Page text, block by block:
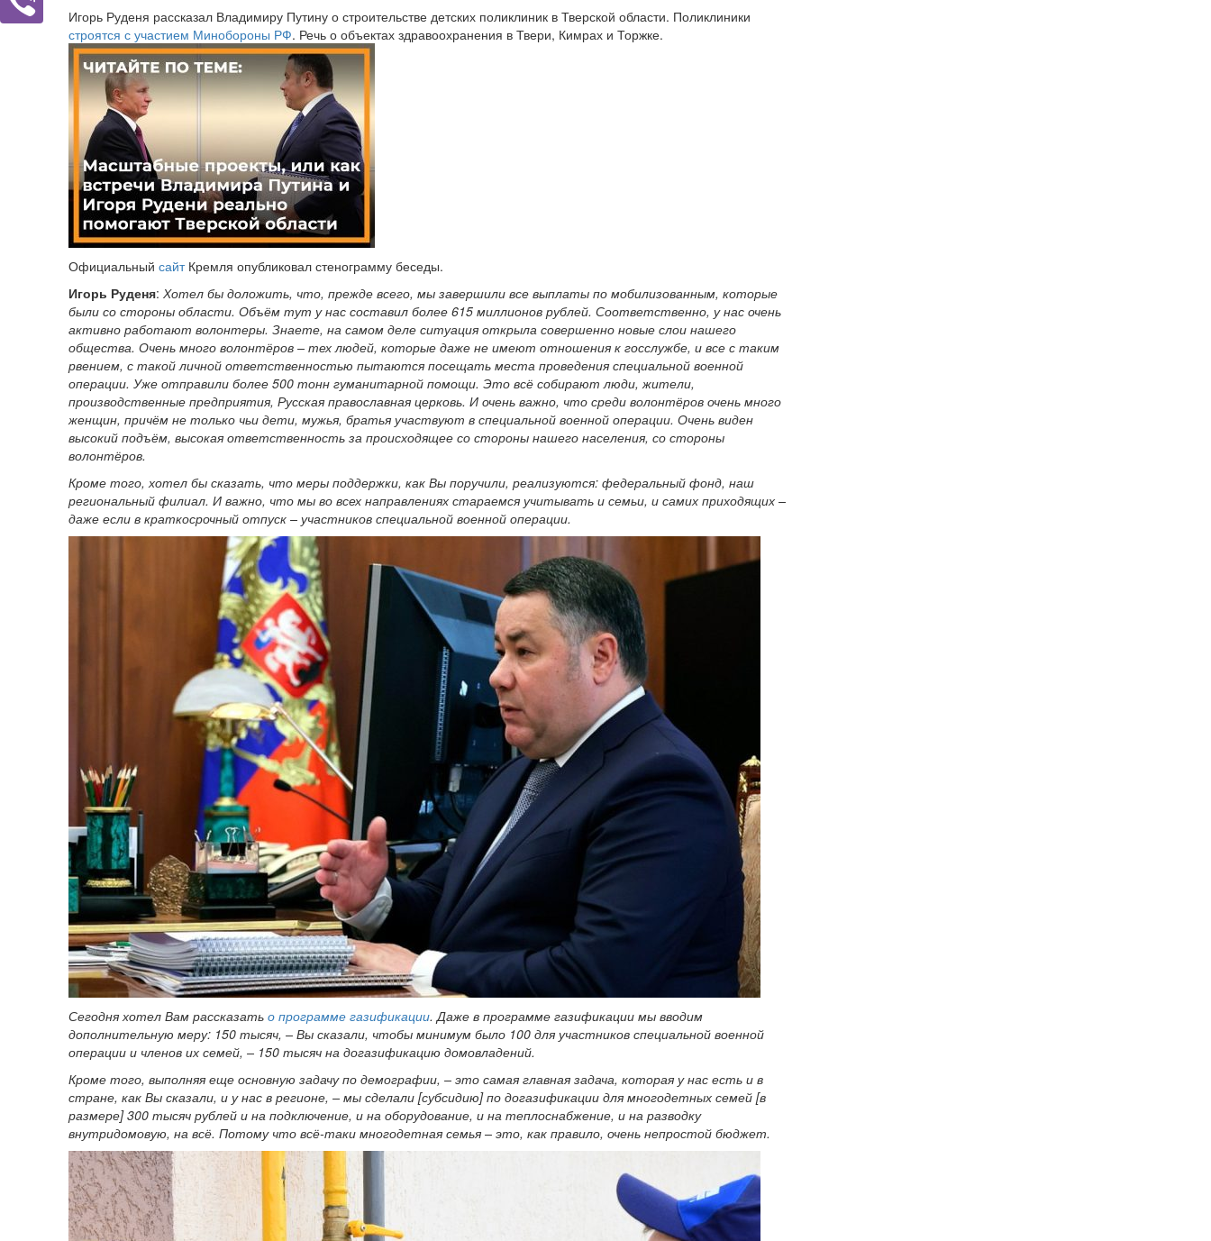
Игорь Руденя рассказал Владимиру Путину о строительстве детских поликлиник в Тверской области. Поликлиники
строятся с участием Минобороны РФ. Речь о объектах здравоохранения в Твери, Кимрах и Торжке.
ОфициальныйсайтКремля опубликовал стенограмму беседы.
Игорь Руденя:Хотел бы доложить, что, прежде всего, мы завершили все выплаты по мобилизованным, которые
были со стороны области. Объём тут у нас составил более 615 миллионов рублей. Соответственно, у нас очень
активно работают волонтеры. Знаете, на самом деле ситуация открыла совершенно новые слои нашего
общества. Очень много волонтёров – тех людей, которые даже не имеют отношения к госслужбе, и все с таким
рвением, с такой личной ответственностью пытаются посещать места проведения специальной военной
операции. Уже отправили более 500 тонн гуманитарной помощи. Это всё собирают люди, жители,
производственные предприятия, Русская православная церковь. И очень важно, что среди волонтёров очень много
женщин, причём не только чьи дети, мужья, братья участвуют в специальной военной операции. Очень виден
высокий подъём, высокая ответственность за происходящее со стороны нашего населения, со стороны
волонтёров.
Кроме того, хотел бы сказать, что меры поддержки, как Вы поручили, реализуются: федеральный фонд, наш
региональный филиал. И важно, что мы во всех направлениях стараемся учитывать и семьи, и самих приходящих –
даже если в краткосрочный отпуск – участников специальной военной операции.
Сегодня хотел Вам рассказатьо программе газификации. Даже в программе газификации мы вводим
дополнительную меру: 150 тысяч, – Вы сказали, чтобы минимум было 100 для участников специальной военной
операции и членов их семей, – 150 тысяч на догазификацию домовладений.
Кроме того, выполняя еще основную задачу по демографии, – это самая главная задача, которая у нас есть и в
стране, как Вы сказали, и у нас в регионе, – мы сделали [субсидию] по догазификации для многодетных семей [в
размере] 300 тысяч рублей и на подключение, и на оборудование, и на теплоснабжение, и на разводку
внутридомовую, на всё. Потому что всё-таки многодетная семья – это, как правило, очень непростой бюджет.